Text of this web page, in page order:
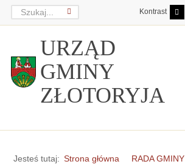
Kontrast
URZĄD
GMINY
ZŁOTORYJA
Jesteś tutaj: Strona główna
RADA GMINY